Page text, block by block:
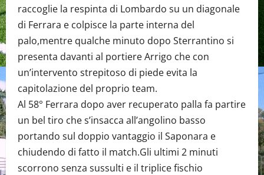
raccoglie la respinta di Lombardo su un diagonale
di Ferrara e colpisce la parte interna del
palo,mentre qualche minuto dopo Sterrantino si
presenta davanti al portiere Arrigo che con
un’intervento strepitoso di piede evita la
capitolazione del proprio team.
Al 58° Ferrara dopo aver recuperato palla fa partire
un bel tiro che s’insacca all’angolino basso
portando sul doppio vantaggio il Saponara e
chiudendo di fatto il match.Gli ultimi 2 minuti
scorrono senza sussulti e il triplice fischio